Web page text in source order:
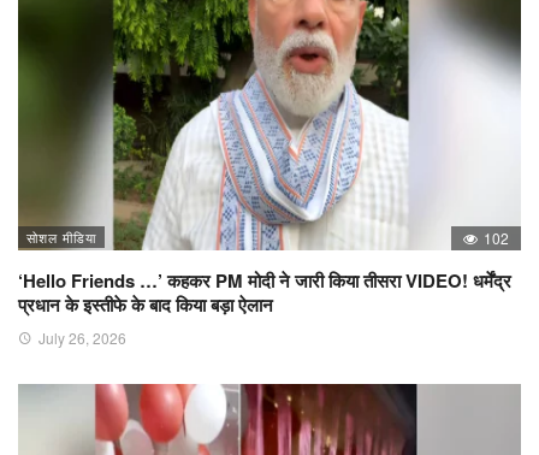
सोशल मीडिया 102
‘Hello Friends …’ कहकर PM मोदी ने जारी किया तीसरा VIDEO! धर्मेंद्र
प्रधान के इस्तीफे के बाद किया बड़ा ऐलान
July 26, 2026